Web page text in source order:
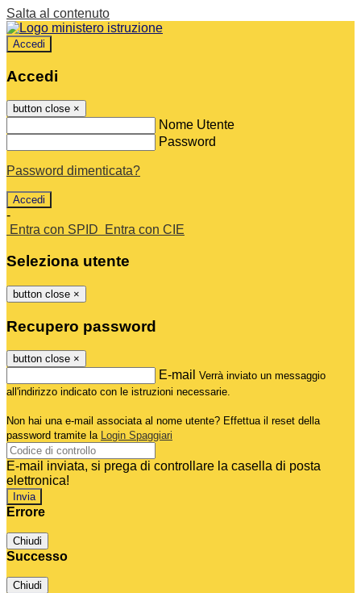
Salta al contenuto
Accedi
Accedi
button close ×
Nome Utente
Password
Password dimenticata?
-
Entra con SPID
Entra con CIE
Seleziona utente
button close ×
Recupero password
button close ×
E-mail Verrà inviato un messaggio
all'indirizzo indicato con le istruzioni necessarie.
Non hai una e-mail associata al nome utente? Effettua il reset della
password tramite la Login Spaggiari
E-mail inviata, si prega di controllare la casella di posta
elettronica!
Errore
Chiudi
Successo
Chiudi